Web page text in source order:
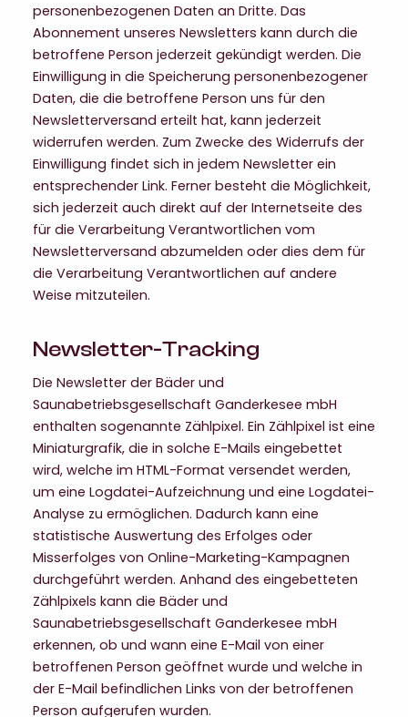
personenbezogenen Daten an Dritte. Das
Abonnement unseres Newsletters kann durch die
betroffene Person jederzeit gekündigt werden. Die
Einwilligung in die Speicherung personenbezogener
Daten, die die betroffene Person uns für den
Newsletterversand erteilt hat, kann jederzeit
widerrufen werden. Zum Zwecke des Widerrufs der
Einwilligung findet sich in jedem Newsletter ein
entsprechender Link. Ferner besteht die Möglichkeit,
sich jederzeit auch direkt auf der Internetseite des
für die Verarbeitung Verantwortlichen vom
Newsletterversand abzumelden oder dies dem für
die Verarbeitung Verantwortlichen auf andere
Weise mitzuteilen.
Newsletter-Tracking
Die Newsletter der Bäder und
Saunabetriebsgesellschaft Ganderkesee mbH
enthalten sogenannte Zählpixel. Ein Zählpixel ist eine
Miniaturgrafik, die in solche E-Mails eingebettet
wird, welche im HTML-Format versendet werden,
um eine Logdatei-Aufzeichnung und eine Logdatei-
Analyse zu ermöglichen. Dadurch kann eine
statistische Auswertung des Erfolges oder
Misserfolges von Online-Marketing-Kampagnen
durchgeführt werden. Anhand des eingebetteten
Zählpixels kann die Bäder und
Saunabetriebsgesellschaft Ganderkesee mbH
erkennen, ob und wann eine E-Mail von einer
betroffenen Person geöffnet wurde und welche in
der E-Mail befindlichen Links von der betroffenen
Person aufgerufen wurden.